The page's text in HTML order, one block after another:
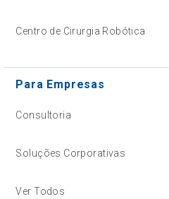
Centro de Cirurgia Robótica
Para Empresas
Consultoria
Soluções Corporativas
Ver Todos